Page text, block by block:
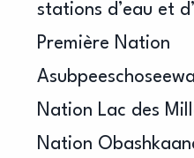
stations d’eau et
Première Nation
Nation Lac des
Nation